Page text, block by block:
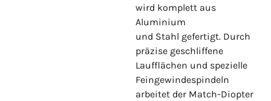
wird komplett aus
Aluminium
und Stahl gefertigt. Durch
präzise geschliffene
Laufflächen und spezielle
Feingewindespindeln
arbeitet der Match-Diopter